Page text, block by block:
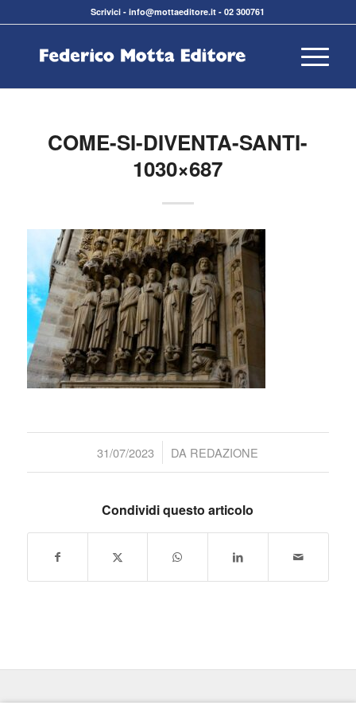
Scrivici -info@mottaeditore.it -02 300761
COME-SI-DIVENTA-SANTI-
1030×687
31/07/2023
/ DA REDAZIONE
Condividi questo articolo